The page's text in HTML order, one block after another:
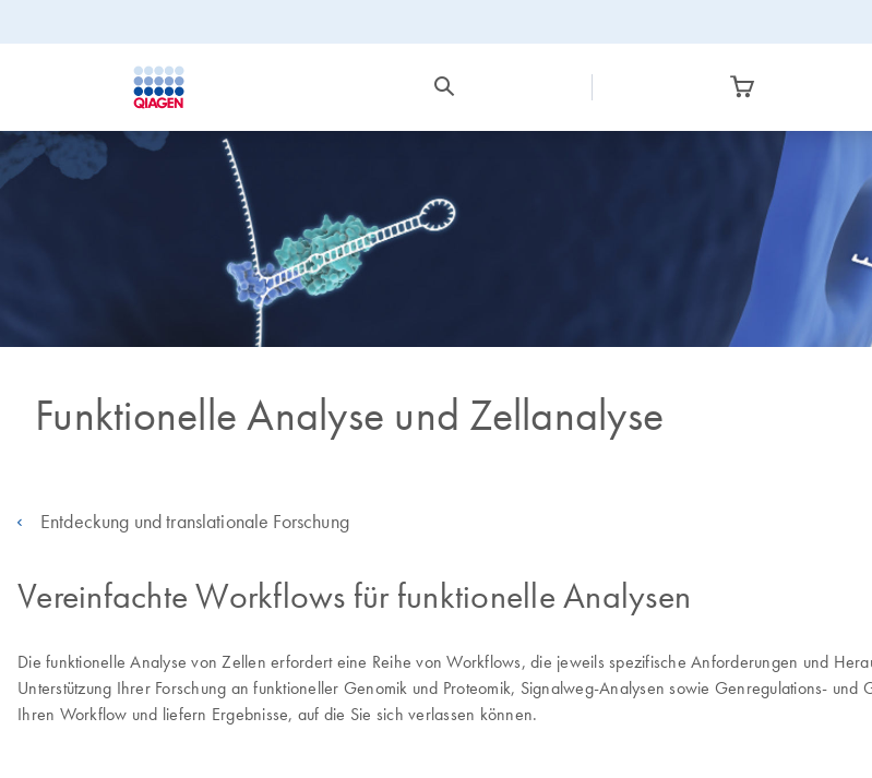
Funktionelle Analyse und Zellanalyse
Entdeckung und translationale Forschung
Vereinfachte Workflows für funktionelle Analysen
Die funktionelle Analyse von Zellen erfordert eine Reihe von Workflows, die jeweils spezifische Anforderungen und
Unterstützung Ihrer Forschung an funktioneller Genomik und Proteomik, Signalweg-Analysen sowie Genregulations-
Ihren Workflow und liefern Ergebnisse, auf die Sie sich verlassen können.